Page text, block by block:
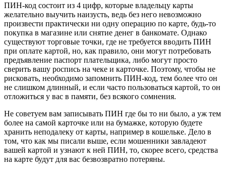
ПИН-код состоит из 4 цифр, которые владельцу карты
желательно выучить наизусть, ведь без него невозможно
произвести практически ни одну операцию по карте, будь-то
покупка в магазине или снятие денег в банкомате. Однако
существуют торговые точки, где не требуется вводить ПИН
при оплате картой, но, как правило, они могут потребовать
предъявление паспорт плательщика, либо могут просто
сверить вашу роспись на чеке и карточке. Поэтому, чтобы не
рисковать, необходимо запомнить ПИН-код, тем более что он
не слишком длинный, и если часто пользоваться картой, то он
отложиться у вас в памяти, без всякого сомнения.
Не советуем вам записывать ПИН где бы то ни было, а уж тем
более на самой карточке или на бумажке, которую будете
хранить неподалеку от карты, например в кошельке. Дело в
том, что как мы писали выше, если мошенники завладеют
вашей картой и узнают к ней ПИН, то, скорее всего, средства
на карте будут для вас безвозвратно потеряны.